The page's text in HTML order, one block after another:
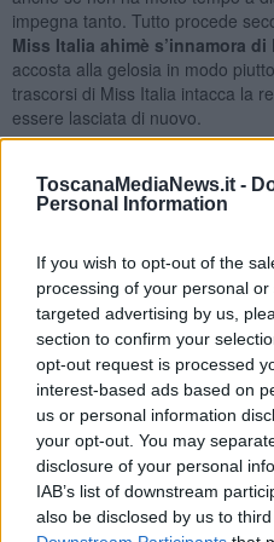
ToscanaMediaNews.it -
Personal Information
If you wish to opt-out of the
processing of your personal
targeted advertising by us,
section to confirm your
opt-out request is processed
interest-based ads based on
us or personal information
your opt-out. You may
disclosure of your personal
IAB’s list of downstream
also be disclosed by us to
impegna tanto. Tutto procede
Miss Italia ahimè s’innamora
accosta alla gelosia in modo
trascorsi di Miss Italia intacca la
essere lasciata di nuovo.
stupido con le donne anche
d’intorno a bizzeffe (gestisce un
non ha però certezze di prova e
condanna facendo scenate e
Ranocchio che per altro non è
o no le scappatelle per le quali è
e le sue fisime finché, dopo
la relazione.
Miss Italia è di nuovo sola
e si
succedendo e la sua profezia
a rimanere sola pensa lei ma
amare. Cerca un recupero che
a far leva sugli affetti veri che ha